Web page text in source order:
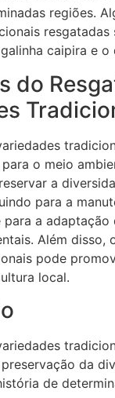
regiões.
caipira e o
do
o meio
a
para a
a adaptação
Além disso,
pode
local.
da
de